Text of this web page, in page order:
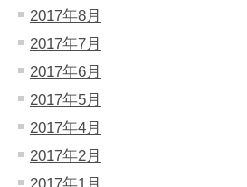
2017年8月
2017年7月
2017年6月
2017年5月
2017年4月
2017年2月
2017年1月